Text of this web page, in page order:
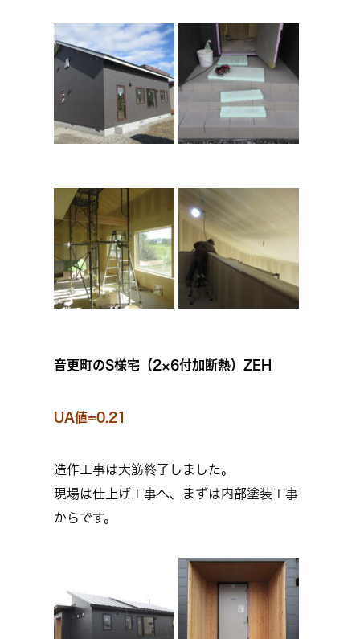
音更町のS様宅（2×6付加断熱）ZEH
UA値=0.21
造作工事は大筋終了しました。
現場は仕上げ工事へ、まずは内部塗装工事
からです。